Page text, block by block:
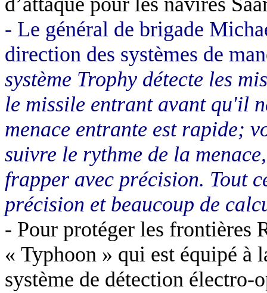
- Le général de brigade
direction des systèmes de
système Trophy détecte les
le missile entrant avant qu'il
menace entrante est rapide;
suivre le rythme de la
frapper avec précision. Tout
précision et beaucoup de
- Pour protéger les frontières
« Typhoon » qui est équipé à
système de détection électro-